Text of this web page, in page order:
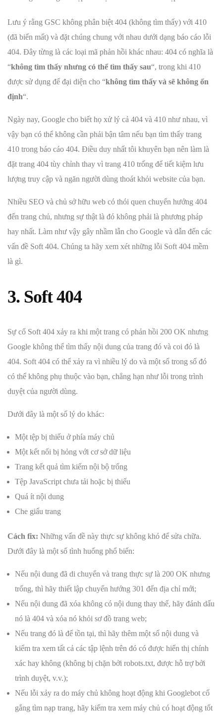
Lưu ý rằng GSC không phân biệt 404 (không tìm thấy) với 410
(đã biến mất) và đặt chúng chung với nhau dưới dạng báo cáo lỗi
404. Đây từng là các loại mã phản hồi khác nhau: 404 có nghĩa là
“không tìm thấy nhưng có thể tìm thấy sau“, trong khi 410
được sử dụng để đại diện cho “không tìm thấy và sẽ không ổn
định“.
Ngày nay, Google cho biết họ xử lý cả 404 và 410 như nhau, vì
vậy bạn có thể không cần phải bận tâm nếu bạn tìm thấy trang
410 trong báo cáo 404. Điều duy nhất tôi khuyên bạn nên làm là
đặt trang 404 tùy chỉnh thay vì trang 410 trống để tiết kiệm lưu
lượng truy cập và ngăn người dùng thoát khỏi website của bạn.
Nhiều SEO và chủ sở hữu web có thói quen chuyển hướng 404
đến trang chủ, nhưng sự thật là đó không phải là phương pháp
hay nhất. Làm như vậy gây nhầm lẫn cho Google và dẫn đến các
vấn đề Soft 404. Chúng ta hãy xem xét những lỗi Soft 404 mềm
là gì.
3. Soft 404
Sự cố Soft 404 xảy ra khi một trang có phản hồi 200 OK nhưng
Google không thể tìm thấy nội dung của trang đó và coi đó là
404. Soft 404 có thể xảy ra vì nhiều lý do và một số trong số đó
có thể không phụ thuộc vào bạn, chẳng hạn như lỗi trong trình
duyệt của người dùng.
Dưới đây là một số lý do khác:
Một tệp bị thiếu ở phía máy chủ
Một kết nối bị hỏng với cơ sở dữ liệu
Trang kết quả tìm kiếm nội bộ trống
Tệp JavaScript chưa tải hoặc bị thiếu
Quá ít nội dung
Che giấu trang
Cách fix: Những vấn đề này thực sự không khó để sửa chữa.
Dưới đây là một số tình huống phổ biến:
Nếu nội dung đã di chuyển và trang thực sự là 200 OK nhưng
trống, thì hãy thiết lập chuyển hướng 301 đến địa chỉ mới;
Nếu nội dung đã xóa không có nội dung thay thế, hãy đánh dấu
nó là 404 và xóa nó khỏi sơ đồ trang web;
Nếu trang đó là để tồn tại, thì hãy thêm một số nội dung và
kiểm tra xem tất cả các tập lệnh trên đó có được hiển thị chính
xác hay không (không bị chặn bởi robots.txt, được hỗ trợ bởi
trình duyệt, v.v.);
Nếu lỗi xảy ra do máy chủ không hoạt động khi Googlebot cố
gắng tìm nạp trang, hãy kiểm tra xem máy chủ có hoạt động tốt